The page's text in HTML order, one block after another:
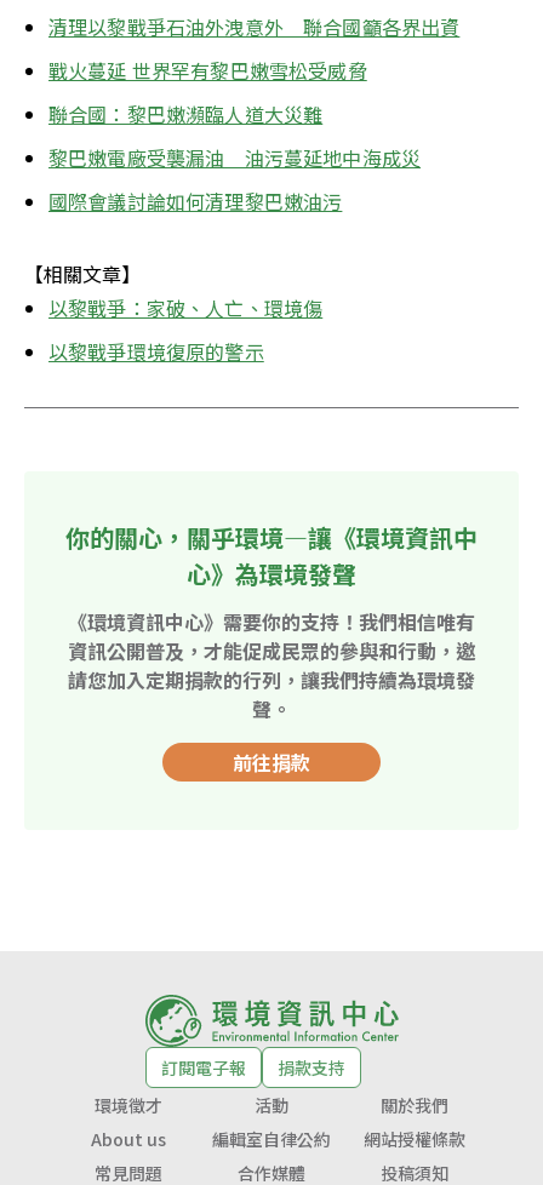
清理以黎戰爭石油外洩意外　聯合國籲各界出資
戰火蔓延 世界罕有黎巴嫩雪松受威脅
聯合國：黎巴嫩瀕臨人道大災難
黎巴嫩電廠受襲漏油　油污蔓延地中海成災
國際會議討論如何清理黎巴嫩油污
【相關文章】
以黎戰爭：家破、人亡、環境傷
以黎戰爭環境復原的警示
你的關心，關乎環境—讓《環境資訊中
心》為環境發聲
《環境資訊中心》需要你的支持！我們相信唯有
資訊公開普及，才能促成民眾的參與和行動，邀
請您加入定期捐款的行列，讓我們持續為環境發
聲。
前往捐款
訂閱電子報
捐款支持
環境徵才
活動
關於我們
About us
編輯室自律公約
網站授權條款
常見問題
合作媒體 投稿須知